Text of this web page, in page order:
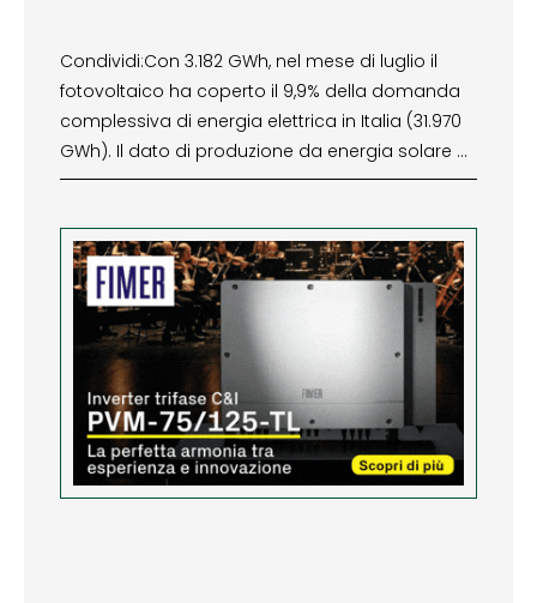
Condividi:Con 3.182 GWh, nel mese di luglio il
fotovoltaico ha coperto il 9,9% della domanda
complessiva di energia elettrica in Italia (31.970
GWh). Il dato di produzione da energia solare …